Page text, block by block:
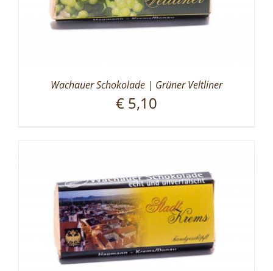
Wachauer Schokolade | Grüner Veltliner
€ 5,10